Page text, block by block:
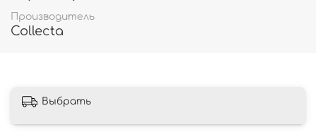
Производитель
Collecta
Выбрать